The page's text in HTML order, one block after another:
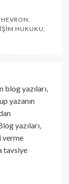
HUKUKU
blog yazıları,
yazanın
yazıları,
verme
tavsiye